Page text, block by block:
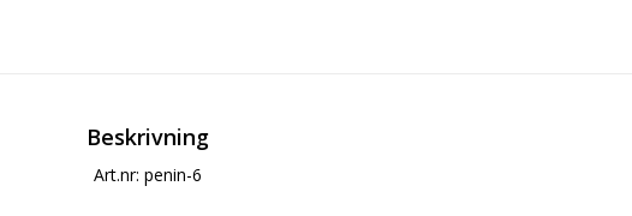
Beskrivning
Art.nr: penin-6